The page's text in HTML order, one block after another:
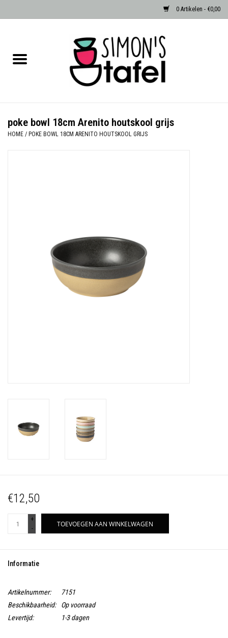
0 Artikelen - €0,00
Albast waxinehouders van Zenza
poke bowl 18cm Arenito houtskool grijs
HOME / POKE BOWL 18CM ARENITO HOUTSKOOL GRIJS
€12,50
+
-
TOEVOEGEN AAN WINKELWAGEN
Informatie
Artikelnummer:
7151
Beschikbaarheid:
Op voorraad
Levertijd:
1-3 dagen